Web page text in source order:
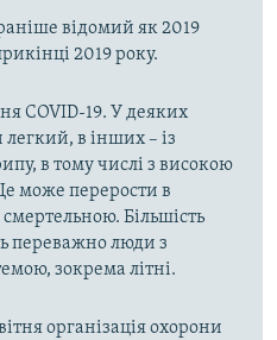
відомий як 2019
2019 року.
COVID-19. У деяких
в інших – із
в тому числі з високою
може перерости в
Більшість
переважно люди з
зокрема літні.
організація охорони